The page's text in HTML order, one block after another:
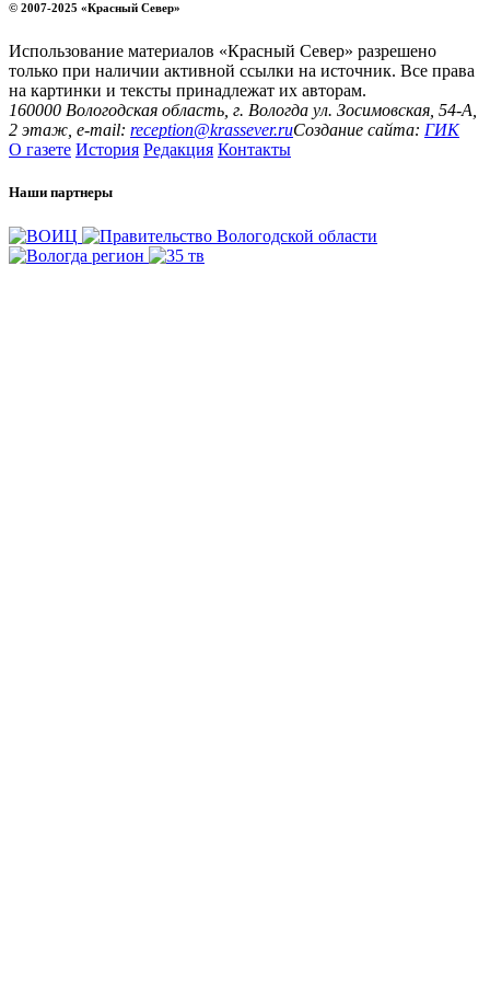
© 2007-2025 «Красный Север»
Использование материалов «Красный Север» разрешено
только при наличии активной ссылки на источник. Все права
на картинки и тексты принадлежат их авторам.
160000 Вологодская область, г. Вологда ул. Зосимовская, 54-А,
2 этаж, e-mail: reception@krassever.ruСоздание сайта: ГИК
О газете История Редакция Контакты
Наши партнеры